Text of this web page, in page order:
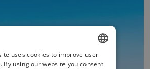
ENGLISH
uses cookies to improve user
By using our website you consent